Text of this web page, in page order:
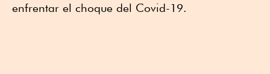
enfrentar el choque del Covid-19.